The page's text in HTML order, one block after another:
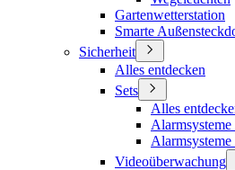
Gartenwetterstation
Smarte
Sicherheit
Alles entdecken
Sets
Alles
Alarmsysteme
Videoüberwachung